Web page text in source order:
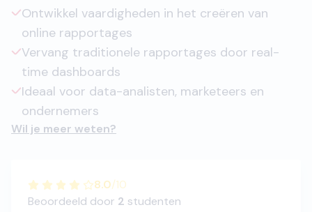
Ontwikkel vaardigheden in het creëren van
online rapportages
Vervang traditionele rapportages door real-
time dashboards
Ideaal voor data-analisten, marketeers en
ondernemers
Wil je meer weten?
8.0/10
Beoordeeld door 2 studenten